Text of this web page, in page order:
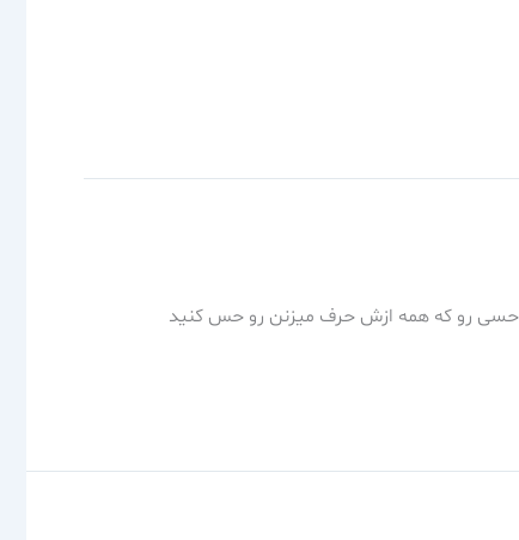
حسی رو که همه ازش حرف میزنن رو حس کنید